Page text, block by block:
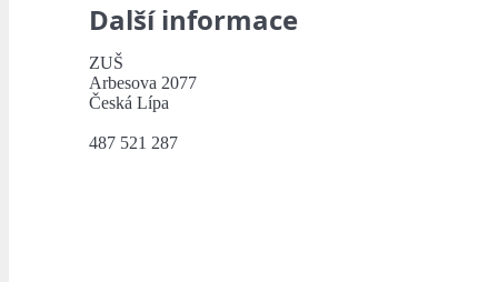
Další informace
ZUŠ
Arbesova 2077
Česká Lípa
487 521 287